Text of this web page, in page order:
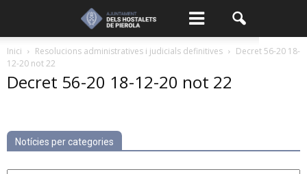
Inici Resolucions administratives i judicials definitives
Decret 56-20 18-
12-20 not 22
Decret 56-20 18-12-20 not 22
Notícies per categories
Notícies